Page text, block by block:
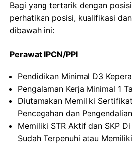
Bagi yang tertarik dengan
perhatikan posisi, kualifikasi
dibawah ini:
Perawat IPCN/PPI
Pendidikan Minimal D3
Pengalaman Kerja Minimal 1
Diutamakan Memiliki
Pencegahan dan
Memiliki STR Aktif dan SKP
Sudah Terpenuhi atau